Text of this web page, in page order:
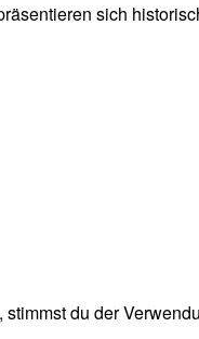
sich
du der